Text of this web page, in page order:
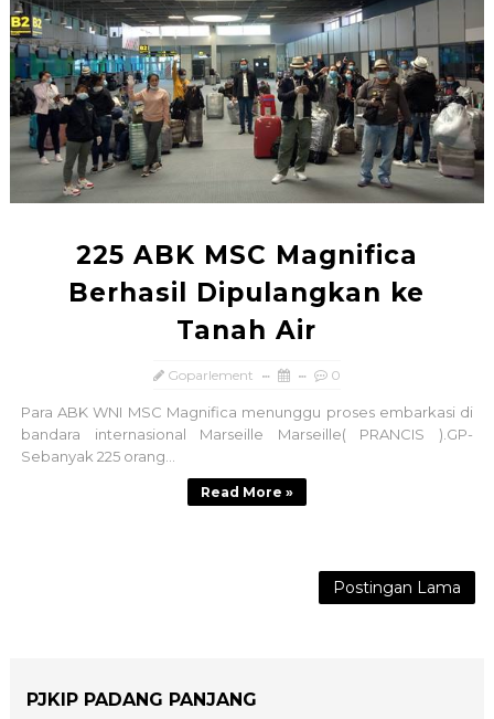
225 ABK MSC Magnifica
Berhasil Dipulangkan ke
Tanah Air
Goparlement 0
Para ABK WNI MSC Magnifica menunggu proses embarkasi di
bandara internasional Marseille ​Marseille( PRANCIS ).GP-
Sebanyak 225 orang...
Read More »
Postingan Lama
PJKIP PADANG PANJANG